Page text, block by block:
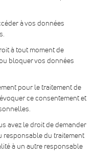
à vos données
à tout moment de
bloquer vos données
pour le traitement de
ce consentement et
avez le droit de demander
responsable du traitement
à un autre responsable